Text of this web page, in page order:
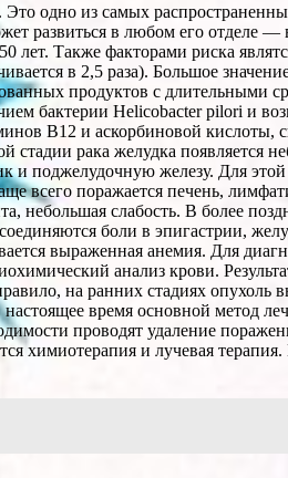
Это одно из самых
развиться в любом его отделе —
Также факторами риска
в 2,5 раза). Большое
продуктов с длительными
бактерии Helicobacter pilori и
В12 и аскорбиновой кислоты,
стадии рака желудка появляется
и поджелудочную железу. Для
всего поражается печень,
слабость. В более
боли в эпигастрии,
выраженная анемия. Для
анализ крови.
на ранних стадиях опухоль
время основной метод
проводят удаление
химиотерапия и лучевая